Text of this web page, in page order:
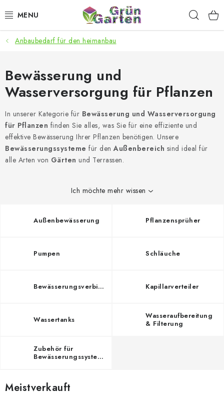
Inhalt
ANGEBOTE
LED PFLANZENLAMPEN
ANBAUBEDARF FÜR DEN HEIMANBAU
AQUARISTIK
MICROGREENS
Datenschutzerklärung Impressum
Anbaubedarf für den heimanbau
Bewässerung und
Wasserversorgung für Pflanzen
In unserer Kategorie für Bewässerung und Wasserversorgung
für Pflanzen finden Sie alles, was Sie für eine effiziente und
effektive Bewässerung Ihrer Pflanzen benötigen. Unsere
Bewässerungssysteme für denAußenbereich sind ideal für
alle Arten von Gärten und Terrassen.
Ich möchte mehr wissen
Außenbewässerung Pflanzensprüher
Pumpen Schläuche
Bewässerungsverbinder Kapillarverteiler
Wassertanks
Wasseraufbereitung
& Filterung
Zubehör für
Bewässerungssysteme
Meistverkauft